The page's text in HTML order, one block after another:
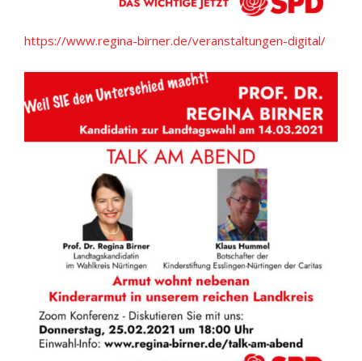
https://www.regina-birner.de/veranstaltungen-digital/